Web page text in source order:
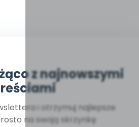
z najnowszymi
i otrzymuj najlepsze
na swoją skrzynkę